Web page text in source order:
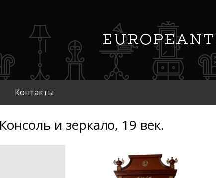
Контакты
Консоль и зеркало, 19 век.